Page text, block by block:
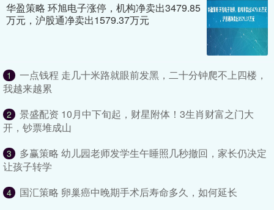
华盈策略 环旭电子涨停，机构净卖出3479.85
万元，沪股通净卖出1579.37万元
1
一点钱程 走几十米路就眼前发黑，二十分钟爬不上四楼，
我越来越累
2
景盛配资 10月中下旬起，财星附体！3生肖财富之门大
开，钞票堆成山
3
多赢策略 幼儿园老师发学生午睡照几秒撤回，家长仍决定
让孩子转学
4 国汇策略 卵巢癌中晚期手术后寿命多久，如何延长